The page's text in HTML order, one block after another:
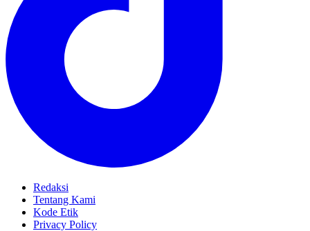
Redaksi
Tentang Kami
Kode Etik
Privacy Policy